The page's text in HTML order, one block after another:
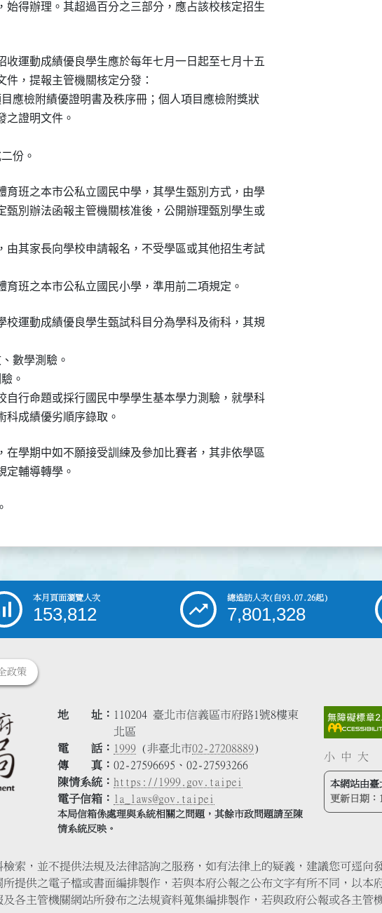
始得辦理。其超過百分之三部分，應占該校核定招生
收運動成績優良學生應於每年七月一日起至七月十五
件，提報主管機關核定分發：
應檢附績優證明書及秩序冊；個人項目應檢附獎狀
之證明文件。
份。
育班之本市公私立國民中學，其學生甄別方式，由學
甄別辦法函報主管機關核准後，公開辦理甄別學生或
由其家長向學校申請報名，不受學區或其他招生考試
育班之本市公私立國民小學，準用前二項規定。
校運動成績優良學生甄試科目分為學科及術科，其規
數學測驗。
。
自行命題或採行國民中學學生基本學力測驗，就學科
科成績優劣順序錄取。
在學期中如不願接受訓練及參加比賽者，其非依學區
定輔導轉學。
本月頁面瀏覽人次
153,812
總造訪人次(自93.07.26起)
7,801,328
政策
地 址
110204 臺北市信義區市府路1號8樓東
北區
電 話
1999 (非臺北市02-27208889)
傳 真
02-27596695、02-27593266
陳情系統
https://1999.gov.taipei
電子信箱
la_laws@gov.taipei
本局信箱係處理與系統相關之問題，其餘市政問題請至陳
情系統反映。
小 中 大
本網站由臺
更新日期：
索，並不提供法規及法律諮詢之服務，如有法律上的疑義，建議您可逕向
提供之電子檔或書面編排製作，若與本府公報之公布文字有所不同，以本
各主管機關網站所發布之法規資料蒐集編排製作，若與政府公報或各主管